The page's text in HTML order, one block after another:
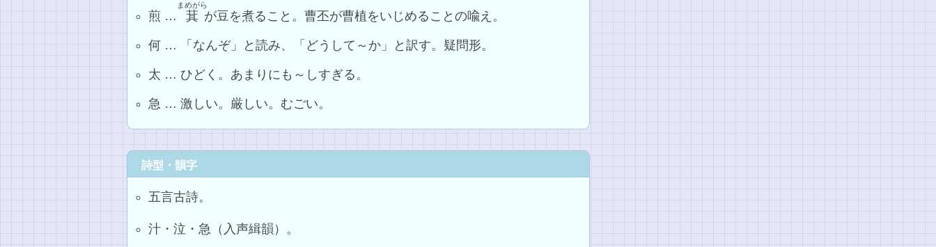
煎 … 萁
まめがら
が豆を煮ること。曹丕が曹植をいじめることの喩え。
何 … 「なんぞ」と読み、「どうして～か」と訳す。疑問形。
太 … ひどく。あまりにも～しすぎる。
急 … 激しい。厳しい。むごい。
詩型・韻字
五言古詩。
汁・泣・急（入声緝韻）。